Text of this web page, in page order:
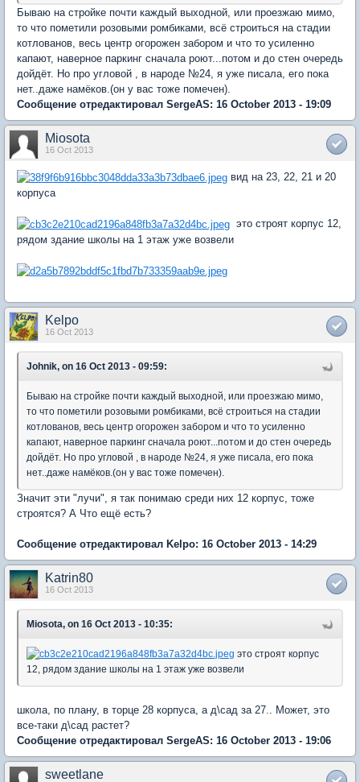
Бываю на стройке почти каждый выходной, или проезжаю мимо,
то что пометили розовыми ромбиками, всё строиться на стадии
котлованов, весь центр огорожен забором и что то усиленно
капают, наверное паркинг сначала роют...потом и до стен очередь
дойдёт. Но про угловой , в народе №24, я уже писала, его пока
нет..даже намёков.(он у вас тоже помечен).
Сообщение отредактировал SergeAS: 16 October 2013 - 19:09
Miosota
16 Oct 2013
вид на 23, 22, 21 и 20
корпуса
это строят корпус 12,
рядом здание школы на 1 этаж уже возвели
Kelpo
16 Oct 2013
Johnik, on 16 Oct 2013 - 09:59:
Бываю на стройке почти каждый выходной, или проезжаю мимо,
то что пометили розовыми ромбиками, всё строиться на стадии
котлованов, весь центр огорожен забором и что то усиленно
капают, наверное паркинг сначала роют...потом и до стен очередь
дойдёт. Но про угловой , в народе №24, я уже писала, его пока
нет..даже намёков.(он у вас тоже помечен).
Значит эти "лучи", я так понимаю среди них 12 корпус, тоже
строятся? А Что ещё есть?
Сообщение отредактировал Kelpo: 16 October 2013 - 14:29
Katrin80
16 Oct 2013
Miosota, on 16 Oct 2013 - 10:35:
это строят корпус
12, рядом здание школы на 1 этаж уже возвели
школа, по плану, в торце 28 корпуса, а д\сад за 27.. Может, это
все-таки д\сад растет?
Сообщение отредактировал SergeAS: 16 October 2013 - 19:06
sweetlane